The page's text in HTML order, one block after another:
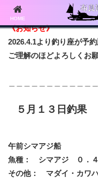
《お知らせ》
2026.4.1より釣り座が予
ご理解のほどよろしくお
５月１３日釣果
午前シマアジ船
魚種： シマアジ ０．
その他： マダイ・カワ
HOME